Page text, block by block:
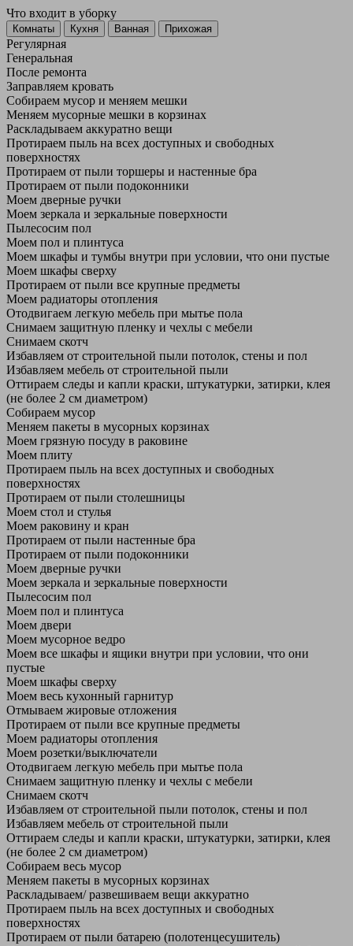
Что входит в уборку
Регу­лярная
Гене­ральная
После ремонта
Заправляем кровать
Собираем мусор и меняем мешки
Меняем мусорные мешки в корзинах
Раскладываем аккуратно вещи
Протираем пыль на всех доступных и свободных
поверхностях
Протираем от пыли торшеры и настенные бра
Протираем от пыли подоконники
Моем дверные ручки
Моем зеркала и зеркальные поверхности
Пылесосим пол
Моем пол и плинтуса
Моем шкафы и тумбы внутри при условии, что они пустые
Моем шкафы сверху
Протираем от пыли все крупные предметы
Моем радиаторы отопления
Отодвигаем легкую мебель при мытье пола
Снимаем защитную пленку и чехлы с мебели
Снимаем скотч
Избавляем от строительной пыли потолок, стены и пол
Избавляем мебель от строительной пыли
Оттираем следы и капли краски, штукатурки, затирки, клея
(не более 2 см диаметром)
Собираем мусор
Меняем пакеты в мусорных корзинах
Моем грязную посуду в раковине
Моем плиту
Протираем пыль на всех доступных и свободных
поверхностях
Протираем от пыли столешницы
Моем стол и стулья
Моем раковину и кран
Протираем от пыли настенные бра
Протираем от пыли подоконники
Моем дверные ручки
Моем зеркала и зеркальные поверхности
Пылесосим пол
Моем пол и плинтуса
Моем двери
Моем мусорное ведро
Моем все шкафы и ящики внутри при условии, что они
пустые
Моем шкафы сверху
Моем весь кухонный гарнитур
Отмываем жировые отложения
Протираем от пыли все крупные предметы
Моем радиаторы отопления
Моем розетки/выключатели
Отодвигаем легкую мебель при мытье пола
Снимаем защитную пленку и чехлы с мебели
Снимаем скотч
Избавляем от строительной пыли потолок, стены и пол
Избавляем мебель от строительной пыли
Оттираем следы и капли краски, штукатурки, затирки, клея
(не более 2 см диаметром)
Собираем весь мусор
Меняем пакеты в мусорных корзинах
Раскладываем/ развешиваем вещи аккуратно
Протираем пыль на всех доступных и свободных
поверхностях
Протираем от пыли батарею (полотенцесушитель)